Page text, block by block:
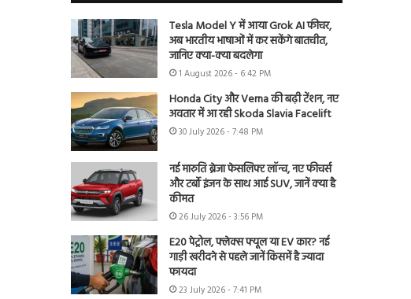
Tesla Model Y में आया Grok AI फीचर,
अब भारतीय भाषाओं में कर सकेंगे बातचीत,
जानिए क्या-क्या बदलेगा
1 August 2026 - 6:42 PM
Honda City और Verna की बढ़ी टेंशन, नए
अवतार में आ रही Skoda Slavia Facelift
30 July 2026 - 7:48 PM
नई मारुति ब्रेजा फेसलिफ्ट लॉन्च, नए फीचर्स
और टर्बो इंजन के साथ आई SUV, जानें क्या है
कीमत
26 July 2026 - 3:56 PM
E20 पेट्रोल, फ्लेक्स फ्यूल या EV कार? नई
गाड़ी खरीदने से पहले जानें किसमें है ज्यादा
फायदा
23 July 2026 - 7:41 PM